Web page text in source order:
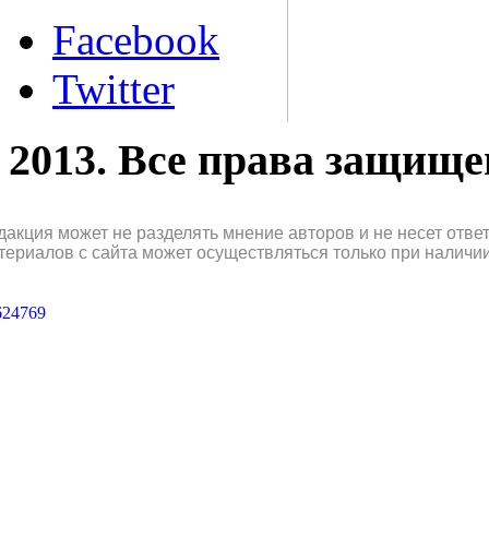
Facebook
Twitter
2013. Все права
может не разделять мнение авторов и не несет
с сайта может осуществляться только при